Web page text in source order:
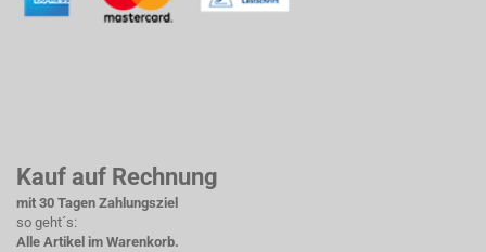
Kauf auf Rechnung
mit 30 Tagen Zahlungsziel
so geht´s:
Alle Artikel im Warenkorb.